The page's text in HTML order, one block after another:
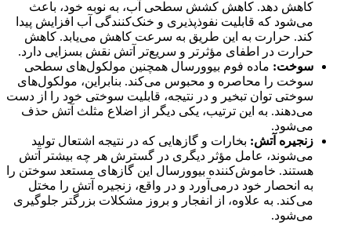
کاهش دهد. کاهش کشش سطحی آب، به نوبه خود، باعث
می‌شود که قابلیت نفوذپذیری و خنک‌کنندگی آب افزایش پیدا
کند. حرارت به این طریق به سرعت کاهش می‌یابد. کاهش
حرارت در اطفای مؤثرتر و سریع‌تر آتش نقش بسزایی دارد.
سوخت: ماده فوم بیوورسال همچنین مولکول‌های سطحی
سوخت را محاصره و محبوس می‌کند. بنابراین، مولکول‌های
سوختی توان تبخیر و در نتیجه، قابلیت سوختی خود را از دست
می‌دهند. به این ترتیب، یکی دیگر از اضلاع مثلث آتش حذف
می‌شود.
زنجیره آتش: بخارات و گازهایی که در نتیجه اشتعال تولید
می‌شوند، عامل مؤثر دیگری در گسترش هر چه بیشتر آتش
هستند. خاموش‌کننده بیوورسال این گازهای مستعد سوختن را
به انحصار خود درمی‌آورد و در واقع، زنجیره آتش را مختل
می‌کند. به علاوه، از انفجار و بروز مشکلات بزرگتر جلوگیری
می‌شود.